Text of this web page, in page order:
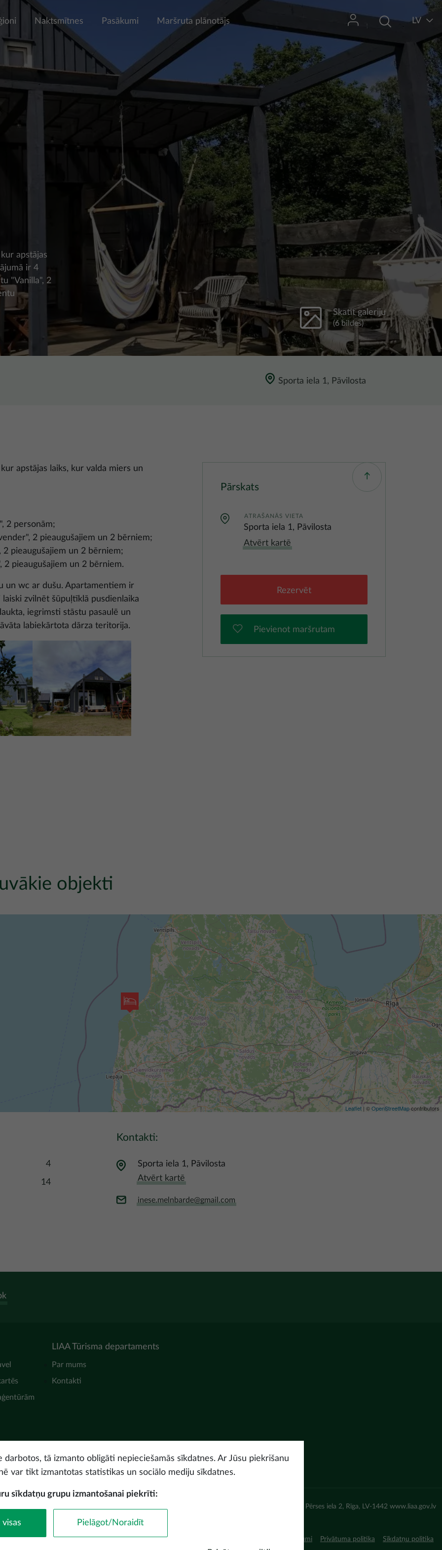
Naktsmītnes Pasākumi Maršruta plānotājs LV
apstājas
ir 4
"Vanilla", 2
Skatīt galeriju
(6 bildes)
Sporta iela 1, Pāvilosta
apstājas laiks, kur valda miers un
2 personām;
2 pieaugušajiem un 2 bērniem;
pieaugušajiem un 2 bērniem;
2 pieaugušajiem un 2 bērniem.
un wc ar dušu. Apartamentiem ir
zvilnēt šūpuļtīklā pusdienlaika
iegrimsti stāstu pasaulē un
labiekārtota dārza teritorija.
Pārskats
ATRAŠANĀS VIETA
Sporta iela 1, Pāvilosta
Atvērt kartē
Rezervēt
Pievienot maršrutam
objekti
Leaflet | ©OpenStreetMapcontributors
4
14
Kontakti:
Sporta iela 1, Pāvilosta
Atvērt kartē
inese.melnbarde@gmail.com
LIAA Tūrisma departaments
Par mums
Kontakti
© Latvijas Investīciju un attīstības aģentūra (LIAA) Pērses iela 2, Rīga, LV-1442 www.liaa.gov.lv
Piekļūstamības paziņojums Lietošanas noteikumi Privātuma politika Sīkdatņu politika
darbotos, tā izmanto obligāti nepieciešamās sīkdatnes. Ar Jūsu piekrišanu
var tikt izmantotas statistikas un sociālo mediju sīkdatnes.
sīkdatņu grupu izmantošanai piekrīti:
Pielāgot/Noraidīt